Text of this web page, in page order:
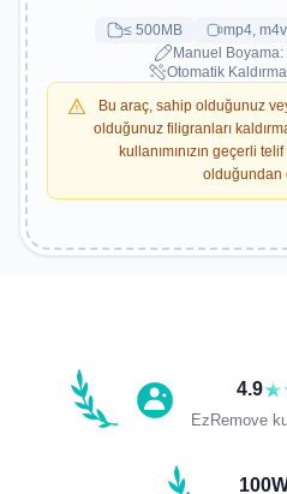
≤ 500MB mp4,
Manuel
Otomatik
Bu araç, sahip olduğunuz
olduğunuz filigranları
kullanımınızın geçerli
olduğundan
4.9
EzRemove